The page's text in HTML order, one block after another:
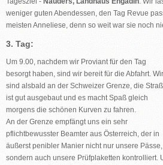
weniger guten Abendessen, den Tag Revue
meisten Anneliese, denn so weit war sie noch
3. Tag:
Um 9.00, nachdem wir Proviant für den Tag
besorgt haben, sind wir bereit für die Abfahrt. Wir
sind alsbald an der Schweizer Grenze, die
ist gut ausgebaut und es macht Spaß gleich
morgens die schönen Kurven zu fahren.
An der Grenze empfängt uns ein sehr
pflichtbewusster Beamter aus Österreich, der in
äußerst penibler Manier nicht nur unsere Pässe,
sondern auch unsere Prüfplaketten kontrolliert.